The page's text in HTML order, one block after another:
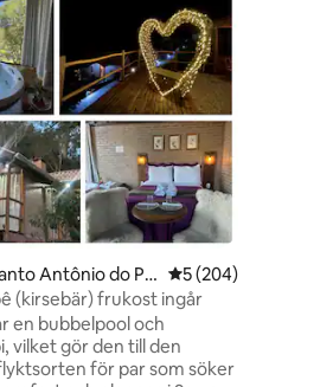
26 omdömen
Antônio do Pin
Preto)
5 av 5 i
5 (204)
(kirsebär) frukost ingår
en bubbelpool och
vilket gör den till den
för par som söker